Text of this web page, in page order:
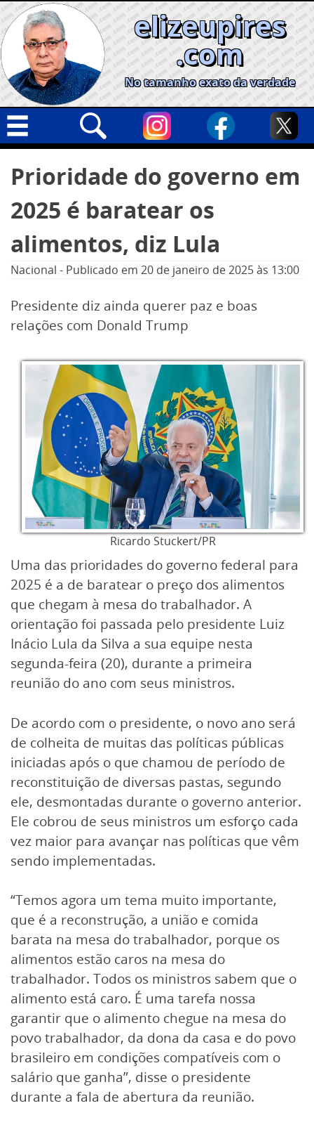
Skip
to
content
elizeupires
.com
No tamanho exato da verdade
Geral
Cidades
Política
Informe especial
por:
Prioridade do governo em
2025 é baratear os
alimentos, diz Lula
Nacional - Publicado em 20 de janeiro de 2025às 13:00
Presidente diz ainda querer paz e boas
relações com Donald Trump
Ricardo Stuckert/PR
Uma das prioridades do governo federal para
2025 é a de baratear o preço dos alimentos
que chegam à mesa do trabalhador. A
orientação foi passada pelo presidente Luiz
Inácio Lula da Silva a sua equipe nesta
segunda-feira (20), durante a primeira
reunião do ano com seus ministros.
De acordo com o presidente, o novo ano será
de colheita de muitas das políticas públicas
iniciadas após o que chamou de período de
reconstituição de diversas pastas, segundo
ele, desmontadas durante o governo anterior.
Ele cobrou de seus ministros um esforço cada
vez maior para avançar nas políticas que vêm
sendo implementadas.
“Temos agora um tema muito importante,
que é a reconstrução, a união e comida
barata na mesa do trabalhador, porque os
alimentos estão caros na mesa do
trabalhador. Todos os ministros sabem que o
alimento está caro. É uma tarefa nossa
garantir que o alimento chegue na mesa do
povo trabalhador, da dona da casa e do povo
brasileiro em condições compatíveis com o
salário que ganha”, disse o presidente
durante a fala de abertura da reunião.